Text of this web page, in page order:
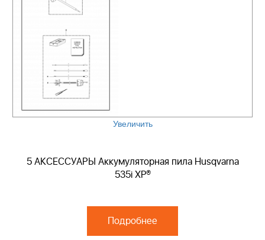
Увеличить
5 АКСЕССУАРЫ Аккумуляторная пила Husqvarna
535i XP®
Подробнее